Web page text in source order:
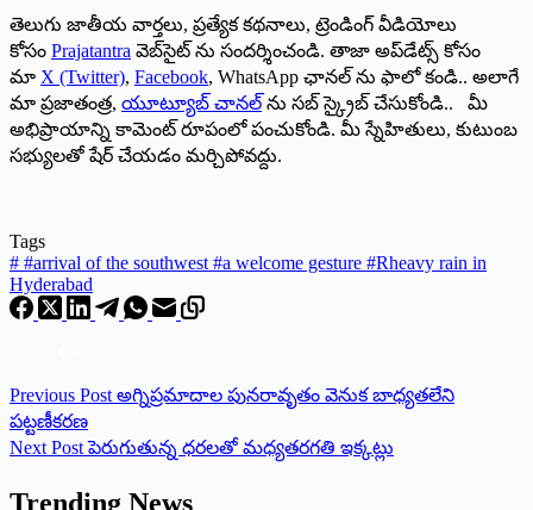
తెలుగు జాతీయ వార్తలు, ప్రత్యేక కథనాలు, ట్రెండింగ్ వీడియోలు
కోసం Prajatantra వెబ్‌సైట్ ను సందర్శించండి. తాజా అప్‌డేట్స్ కోసం
మా X (Twitter), Facebook, WhatsApp ఛానల్ ను ఫాలో కండి.. అలాగే
మా ప్రజాతంత్ర, యూట్యూబ్ చానల్ ను సబ్ స్క్రైబ్ చేసుకోండి.. మీ
అభిప్రాయాన్ని కామెంట్ రూపంలో పంచుకోండి. మీ స్నేహితులు, కుటుంబ
సభ్యులతో షేర్ చేయడం మర్చిపోవద్దు.
Tags
# #arrival of the southwest #a welcome gesture #Rheavy rain in
Hyderabad
Previous Post అగ్నిప్రమాదాల పునరావృతం వెనుక బాధ్యతలేని
పట్టణీకరణ
Next Post పెరుగుతున్న ధరలతో మధ్యతరగతి ఇక్క‌ట్లు
Trending News